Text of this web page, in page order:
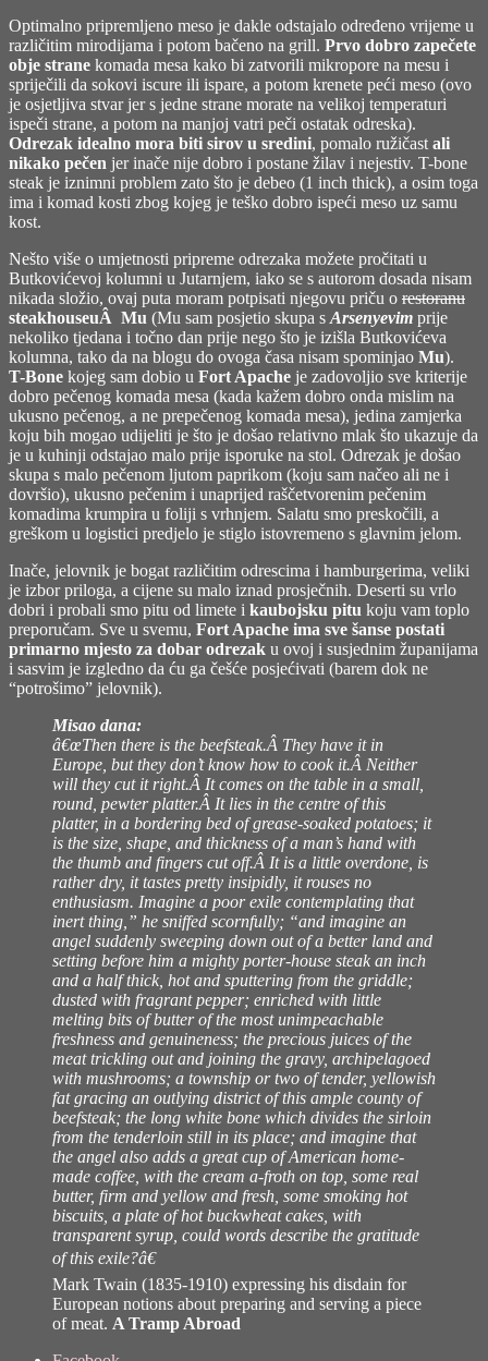
Optimalno pripremljeno meso je dakle odstajalo određeno vrijeme u
različitim mirodijama i potom bačeno na grill. Prvo dobro zapečete
obje strane komada mesa kako bi zatvorili mikropore na mesu i
spriječili da sokovi iscure ili ispare, a potom krenete peći meso (ovo
je osjetljiva stvar jer s jedne strane morate na velikoj temperaturi
ispeči strane, a potom na manjoj vatri peči ostatak odreska).
Odrezak idealno mora biti sirov u sredini, pomalo ružičast ali
nikako pečen jer inače nije dobro i postane žilav i nejestiv. T-bone
steak je iznimni problem zato što je debeo (1 inch thick), a osim toga
ima i komad kosti zbog kojeg je teško dobro ispeći meso uz samu
kost.
Nešto više o umjetnosti pripreme odrezaka možete pročitati u
Butkovićevoj kolumni u Jutarnjem, iako se s autorom dosada nisam
nikada složio, ovaj puta moram potpisati njegovu priču o restoranu
steakhouseuÂ Mu (Mu sam posjetio skupa s Arsenyevim prije
nekoliko tjedana i točno dan prije nego što je izišla Butkovićeva
kolumna, tako da na blogu do ovoga časa nisam spominjao Mu).
T-Bone kojeg sam dobio u Fort Apache je zadovoljio sve kriterije
dobro pečenog komada mesa (kada kažem dobro onda mislim na
ukusno pečenog, a ne prepečenog komada mesa), jedina zamjerka
koju bih mogao udijeliti je što je došao relativno mlak što ukazuje da
je u kuhinji odstajao malo prije isporuke na stol. Odrezak je došao
skupa s malo pečenom ljutom paprikom (koju sam načeo ali ne i
dovršio), ukusno pečenim i unaprijed raščetvorenim pečenim
komadima krumpira u foliji s vrhnjem. Salatu smo preskočili, a
greškom u logistici predjelo je stiglo istovremeno s glavnim jelom.
Inače, jelovnik je bogat različitim odrescima i hamburgerima, veliki
je izbor priloga, a cijene su malo iznad prosječnih. Deserti su vrlo
dobri i probali smo pitu od limete i kaubojsku pitu koju vam toplo
preporučam. Sve u svemu, Fort Apache ima sve šanse postati
primarno mjesto za dobar odrezak u ovoj i susjednim županijama
i sasvim je izgledno da ću ga češće posjećivati (barem dok ne
“potrošimo” jelovnik).
Misao dana:
â€œThen there is the beefsteak.Â They have it in
Europe, but they don’t know how to cook it.Â Neither
will they cut it right.Â It comes on the table in a small,
round, pewter platter.Â It lies in the centre of this
platter, in a bordering bed of grease-soaked potatoes; it
is the size, shape, and thickness of a man’s hand with
the thumb and fingers cut off.Â It is a little overdone, is
rather dry, it tastes pretty insipidly, it rouses no
enthusiasm. Imagine a poor exile contemplating that
inert thing,” he sniffed scornfully; “and imagine an
angel suddenly sweeping down out of a better land and
setting before him a mighty porter-house steak an inch
and a half thick, hot and sputtering from the griddle;
dusted with fragrant pepper; enriched with little
melting bits of butter of the most unimpeachable
freshness and genuineness; the precious juices of the
meat trickling out and joining the gravy, archipelagoed
with mushrooms; a township or two of tender, yellowish
fat gracing an outlying district of this ample county of
beefsteak; the long white bone which divides the sirloin
from the tenderloin still in its place; and imagine that
the angel also adds a great cup of American home-
made coffee, with the cream a-froth on top, some real
butter, firm and yellow and fresh, some smoking hot
biscuits, a plate of hot buckwheat cakes, with
transparent syrup, could words describe the gratitude
of this exile?â€
Mark Twain (1835-1910) expressing his disdain for
European notions about preparing and serving a piece
of meat. A Tramp Abroad